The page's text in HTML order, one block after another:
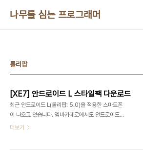
나무를 심는 프로그래머
롤리팝
[XE7] 안드로이드 L 스타일팩 다운로드
최근 안드로이드 L(롤리팝: 5.0)을 적용한 스마트폰
이 나오고 있습니다. 엠바카데로에서도 안드로이드
5.0 지원을 위해 핫픽스를 배포하고 안드로이드 L에
더보기